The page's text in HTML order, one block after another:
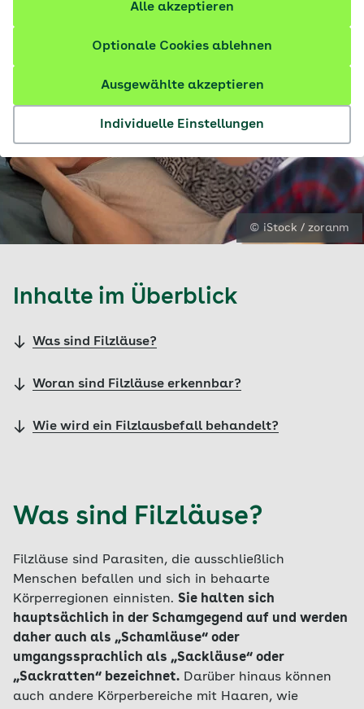
Individuelle Einstellungen
Ausgewählte akzeptieren
Optionale Cookies ablehnen
Alle akzeptieren
© iStock / zoranm
Inhalte im Überblick
Was sind Filzläuse?
Woran sind Filzläuse erkennbar?
Wie wird ein Filzlausbefall behandelt?
Was sind Filzläuse?
Filzläuse sind Parasiten, die ausschließlich
Menschen befallen und sich in behaarte
Körperregionen einnisten. Sie halten sich
hauptsächlich in der Schamgegend auf und werden
daher auch als „Schamläuse“ oder
umgangssprachlich als „Sackläuse“ oder
„Sackratten“ bezeichnet. Darüber hinaus können
auch andere Körperbereiche mit Haaren, wie